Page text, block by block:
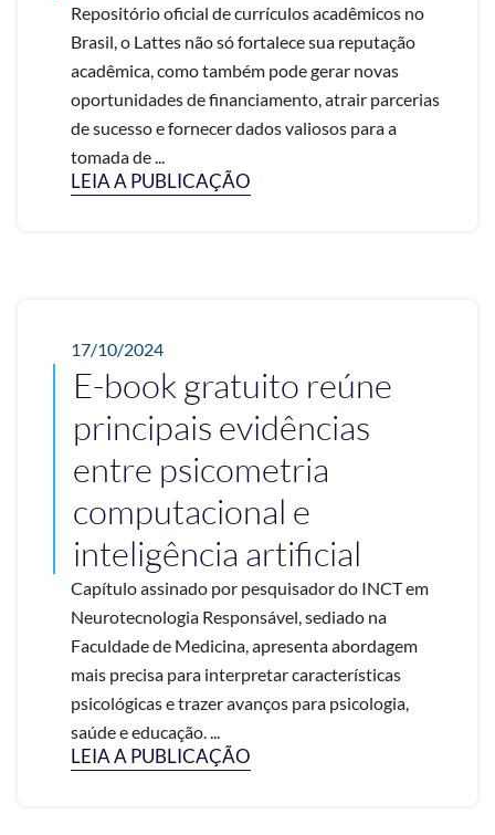
Repositório oficial de currículos acadêmicos no
Brasil, o Lattes não só fortalece sua reputação
acadêmica, como também pode gerar novas
oportunidades de financiamento, atrair parcerias
de sucesso e fornecer dados valiosos para a
tomada de ...
LEIA A PUBLICAÇÃO
17/10/2024
E-book gratuito reúne
principais evidências
entre psicometria
computacional e
inteligência artificial
Capítulo assinado por pesquisador do INCT em
Neurotecnologia Responsável, sediado na
Faculdade de Medicina, apresenta abordagem
mais precisa para interpretar características
psicológicas e trazer avanços para psicologia,
saúde e educação. ...
LEIA A PUBLICAÇÃO